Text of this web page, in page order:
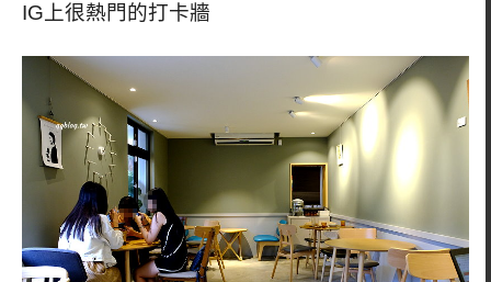
IG上很熱門的打卡牆